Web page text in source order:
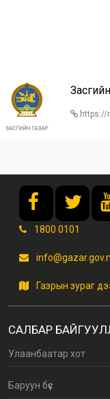
https://
1800 0101
Газрын зураг
САЛБАР
Улаанбаатар хот
Баруун бүс